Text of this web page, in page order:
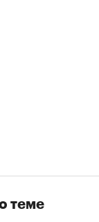
теме